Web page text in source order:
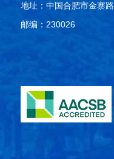
地址：中国合肥市金寨
邮编：230026